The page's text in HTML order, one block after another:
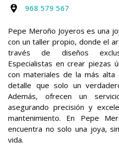
968 579 567
Pepe Meroño Joyeros es una
con un taller propio, donde el
través de diseños
Especialistas en crear piezas
con materiales de la más alta
detalle que solo un
Además, ofrecen un
asegurando precisión y
mantenimiento. En Pepe
encuentra no solo una joya,
vida.